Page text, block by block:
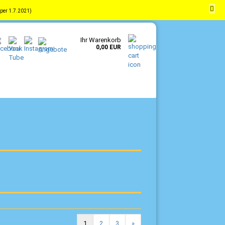
Ihr Warenkorb
0,00 EUR
1.7.2021)
1 2 3 »